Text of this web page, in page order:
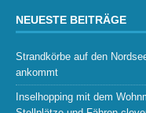
NEUESTE BEITRÄGE
Strandkörbe auf den
ankommt
Inselhopping mit dem